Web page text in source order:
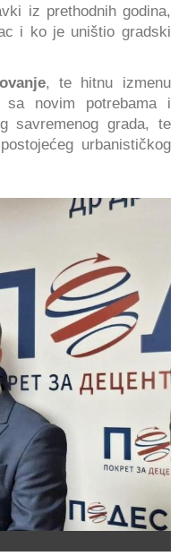
iz prethodnih godina,
i ko je uništio gradski
, te hitnu izmenu
novim potrebama i
savremenog grada, te
urbanističkog